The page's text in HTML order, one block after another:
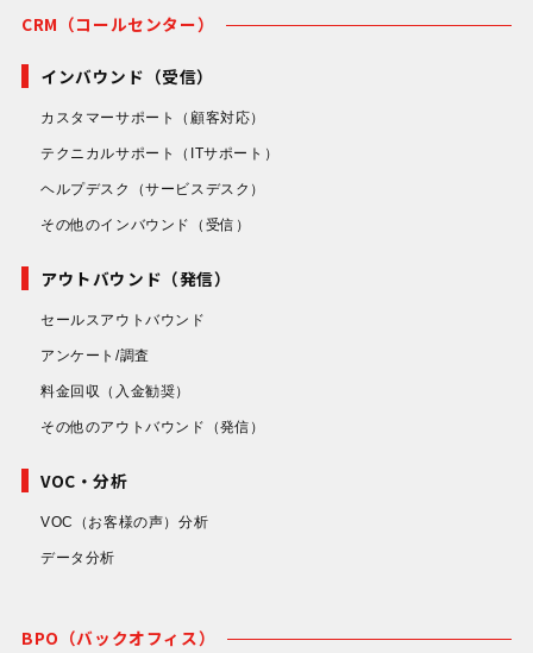
CRM（コールセンター）
インバウンド（受信）
カスタマーサポート （顧客対応）
テクニカルサポート （ITサポート）
ヘルプデスク （サービスデスク）
その他のインバウンド （受信）
アウトバウンド（発信）
セールスアウトバウンド
アンケート/調査
料金回収 （入金勧奨）
その他のアウトバウンド （発信）
VOC・分析
VOC（お客様の声）分析
データ分析
BPO（バックオフィス）